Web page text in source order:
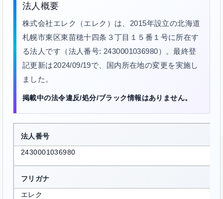
法人概要
株式会社エレク（エレク）は、2015年設立の北海道
札幌市東区東苗穂十四条３丁目１５番１号に所在す
る法人です（法人番号: 2430001036980）。最終登
記更新は2024/09/19で、国内所在地の変更を実施し
ました。
掲載中の法令違反/処分/ブラック情報はありません。
法人番号
2430001036980
フリガナ
エレク